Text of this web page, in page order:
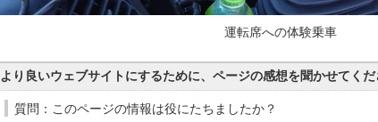
運転席への体験乗車
より良いウェブサイトにするために、ページの感想を聞かせてく
質問：このページの情報は役にたちましたか？